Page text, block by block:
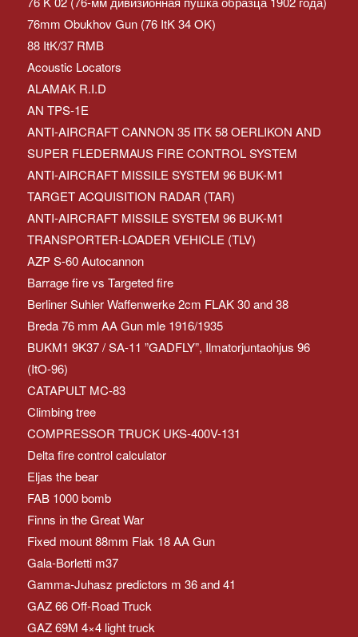
76mm Obukhov Gun (76 ItK 34 OK)
88 ItK/37 RMB
Acoustic Locators
ALAMAK R.I.D
AN TPS-1E
ANTI-AIRCRAFT CANNON 35 ITK 58 OERLIKON AND
SUPER FLEDERMAUS FIRE CONTROL SYSTEM
ANTI-AIRCRAFT MISSILE SYSTEM 96 BUK-M1
TARGET ACQUISITION RADAR (TAR)
ANTI-AIRCRAFT MISSILE SYSTEM 96 BUK-M1
TRANSPORTER-LOADER VEHICLE (TLV)
AZP S-60 Autocannon
Barrage fire vs Targeted fire
Berliner Suhler Waffenwerke 2cm FLAK 30 and 38
Breda 76 mm AA Gun mle 1916/1935
BUKM1 9K37 / SA-11 ”GADFLY”, Ilmatorjuntaohjus 96
(ItO-96)
CATAPULT MC-83
Climbing tree
COMPRESSOR TRUCK UKS-400V-131
Delta fire control calculator
Eljas the bear
FAB 1000 bomb
Finns in the Great War
Fixed mount 88mm Flak 18 AA Gun
Gala-Borletti m37
Gamma-Juhasz predictors m 36 and 41
GAZ 66 Off-Road Truck
GAZ 69M 4×4 light truck